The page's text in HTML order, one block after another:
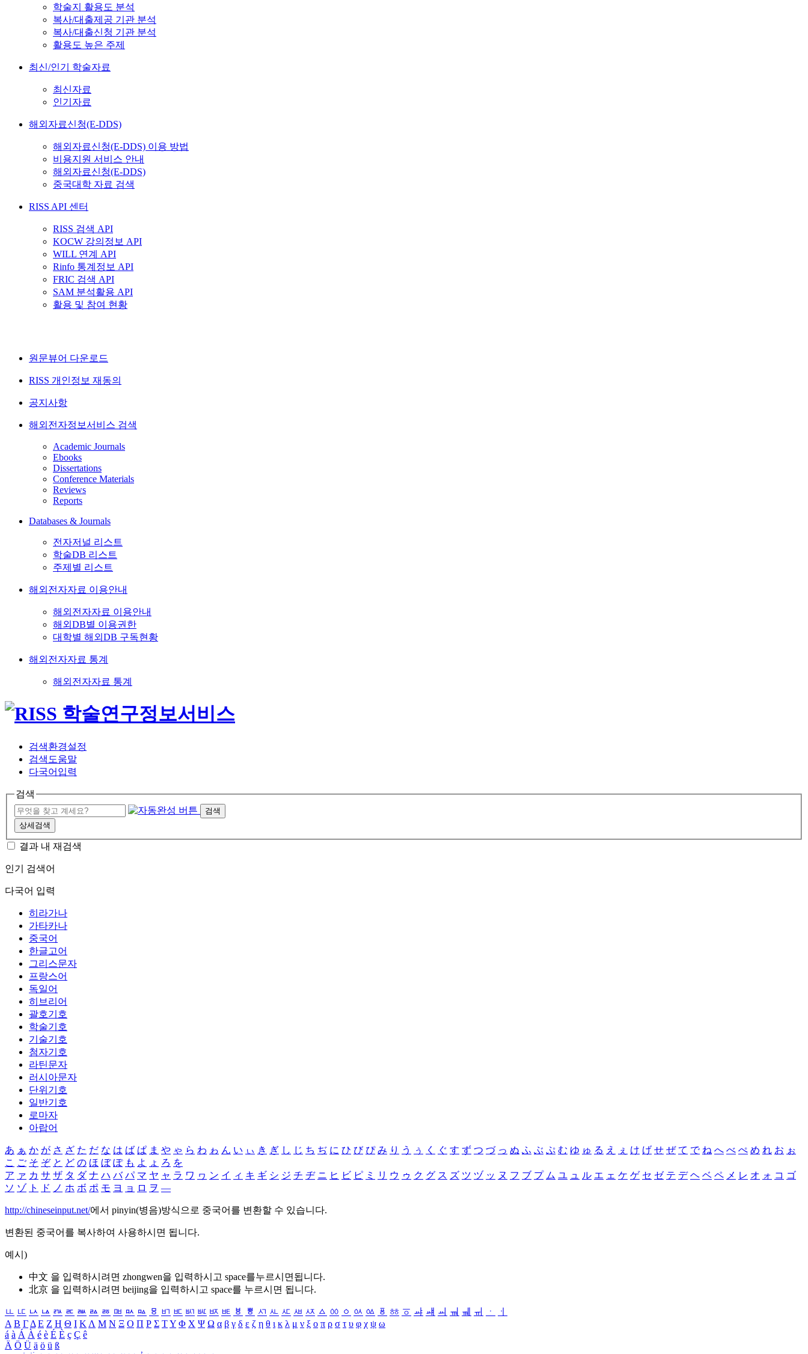
학술지 활용도 분석
복사/대출제공 기관 분석
복사/대출신청 기관 분석
활용도 높은 주제
최신/인기 학술자료
최신자료
인기자료
해외자료신청(E-DDS)
해외자료신청(E-DDS) 이용 방법
비용지원 서비스 안내
해외자료신청(E-DDS)
중국대학 자료 검색
RISS API 센터
RISS 검색 API
KOCW 강의정보 API
WILL 연계 API
Rinfo 통계정보 API
FRIC 검색 API
SAM 분석활용 API
활용 및 참여 현황
원문뷰어 다운로드
RISS 개인정보 재동의
공지사항
해외전자정보서비스 검색
Academic Journals
Ebooks
Dissertations
Conference Materials
Reviews
Reports
Databases & Journals
전자저널 리스트
학술DB 리스트
주제별 리스트
해외전자자료 이용안내
해외전자자료 이용안내
해외DB별 이용권한
대학별 해외DB 구독현황
해외전자자료 통계
해외전자자료 통계
검색환경설정
검색도움말
다국어입력
검색
검색
상세검색
결과 내 재검색
인기 검색어
다국어 입력
히라가나
가타카나
중국어
한글고어
그리스문자
프랑스어
독일어
히브리어
괄호기호
학술기호
기술기호
첨자기호
라틴문자
러시아문자
단위기호
일반기호
로마자
아랍어
あ ぁ か が さ ざ た だ な は ば ぱ ま や ゃ ら わ ゎ ん い ぃ き ぎ し じ ち ぢ に ひ び ぴ み り う ぅ く ぐ す ず つ づ っ ぬ ふ ぶ ぷ む ゆ ゅ る え ぇ け げ せ ぜ て で ね へ べ ぺ め れ お ぉ
こ ご そ ぞ と ど の ほ ぼ ぽ も よ ょ ろ を
ア ァ カ サ ザ タ ダ ナ ハ バ パ マ ヤ ャ ラ ワ ヮ ン イ ィ キ ギ シ ジ チ ヂ ニ ヒ ビ ピ ミ リ ウ ゥ ク グ ス ズ ツ ヅ ッ ヌ フ ブ プ ム ユ ュ ル エ ェ ケ ゲ セ ゼ テ デ ヘ ベ ペ メ レ オ ォ コ ゴ
ソ ゾ ト ド ノ ホ ボ ポ モ ヨ ョ ロ ヲ ―
http://chineseinput.net/에서 pinyin(병음)방식으로 중국어를 변환할 수 있습니다.
변환된 중국어를 복사하여 사용하시면 됩니다.
예시)
中文 을 입력하시려면 zhongwen을 입력하시고 space를누르시면됩니다.
北京 을 입력하시려면 beijing을 입력하시고 space를 누르시면 됩니다.
ㅥ ㅦ ㅧ ㅨ ㅩ ㅪ ㅫ ㅬ ㅭ ㅮ ㅯ ㅰ ㅱ ㅲ ㅳ ㅴ ㅵ ㅶ ㅷ ㅸ ㅹ ㅺ ㅻ ㅼ ㅽ ㅾ ㅿ ㆀ ㆁ ㆂ ㆃ ㆄ ㆅ ㆆ ㆇ ㆈ ㆉ ㆊ ㆋ ㆌ ㆍ
ㆎ
Α Β ΓΔ Ε Ζ Η Θ Ι ΚΛ Μ Ν Ξ Ο Π Ρ Σ ΤΥ Φ Χ Ψ Ω α β γ δ ε ζ η θ ι κ λ μ ν ξ ο π ρ σ τ υ φ χ ψ ω
á à Á À é è É È ç Ç ê
Ä Ö Ü ä ö ü ß